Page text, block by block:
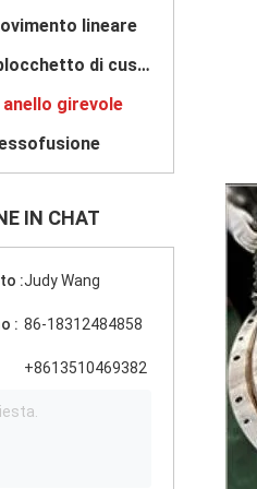
lineare
Cuscinetto del blocchetto di cuscino
girevole
IN CHAT
:Judy Wang
: 86-18312484858
+8613510469382